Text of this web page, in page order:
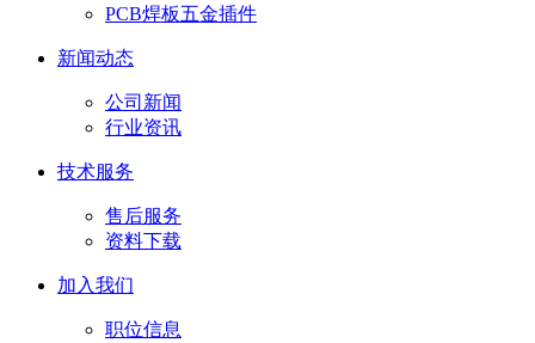
PCB焊板五金插件
新闻动态
公司新闻
行业资讯
技术服务
售后服务
资料下载
加入我们
职位信息